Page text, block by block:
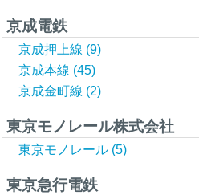
京成電鉄
京成押上線 (9)
京成本線 (45)
京成金町線 (2)
東京モノレール株式会社
東京モノレール (5)
東京急行電鉄